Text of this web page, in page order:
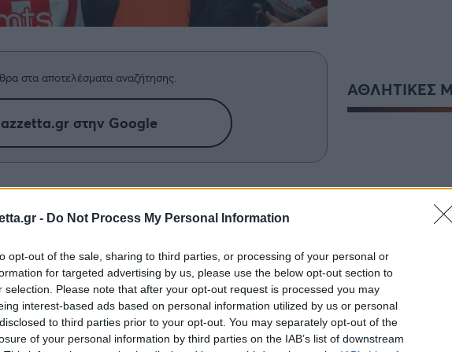
- Do Not Process My Personal Information
opt-out of the sale, sharing to third parties, or processing of your personal or
for targeted advertising by us, please use the below opt-out section to
selection. Please note that after your opt-out request is processed you may
interest-based ads based on personal information utilized by us or personal
to third parties prior to your opt-out. You may separately opt-out of the
of your personal information by third parties on the IAB’s list of downstream
στα αποτελέσματα αναζήτησης.
στην Google
της EuroLeague μετά την
κανονικής περιόδου.
ΑΘΛΗΤΙΚΕΣ